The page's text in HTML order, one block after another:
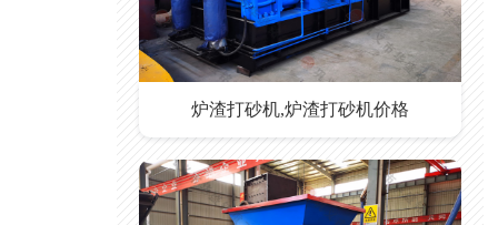
炉渣打砂机,炉渣打砂机价格